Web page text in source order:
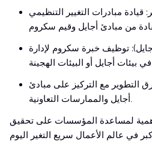
قيادة مبادرات التغيير التنظيمي
توظيف خبرة سكروم لإدارة
التطوير مع التركيز على مبادئ
أجايل والممارسات التعاونية.
لمساعدة المؤسسات على تحقيق